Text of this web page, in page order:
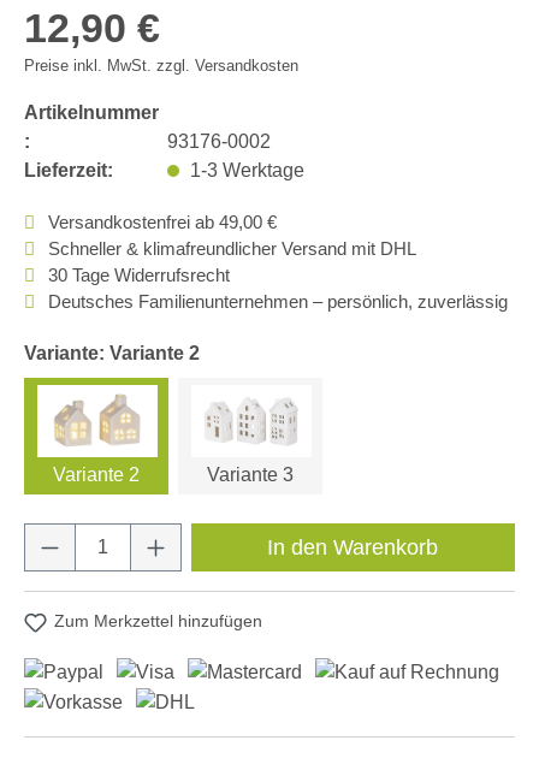
12,90 €
Preise inkl. MwSt. zzgl. Versandkosten
Artikelnummer
:
93176-0002
Lieferzeit:
1-3 Werktage
Versandkostenfrei ab 49,00 €
Schneller & klimafreundlicher Versand mit DHL
30 Tage Widerrufsrecht
Deutsches Familienunternehmen – persönlich, zuverlässig
Variante: Variante 2
Variante 2 Variante 3
Produkt Anzahl: Gib den gewünschten
In den Warenkorb
Zum Merkzettel hinzufügen